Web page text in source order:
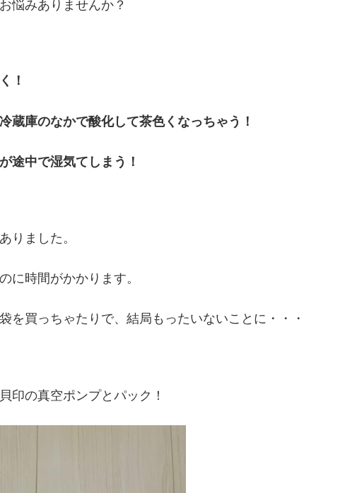
悩みありませんか？
！
蔵庫のなかで酸化して茶色くなっちゃう！
途中で湿気てしまう！
りました。
に時間がかかります。
を買っちゃたりで、結局もったいないことに・・・
印の真空ポンプとパック！